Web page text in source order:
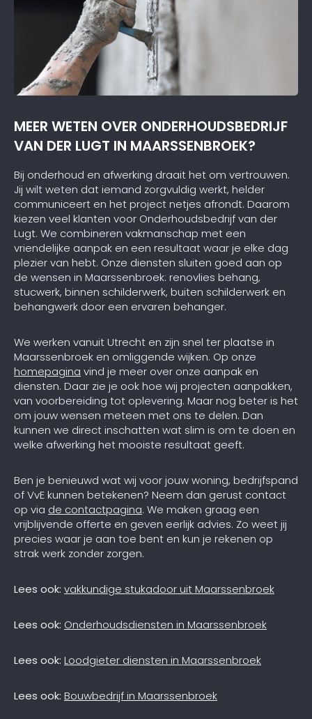
MEER WETEN OVER ONDERHOUDSBEDRIJF
VAN DER LUGT IN MAARSSENBROEK?
Bij onderhoud en afwerking draait het om vertrouwen.
Jij wilt weten dat iemand zorgvuldig werkt, helder
communiceert en het project netjes afrondt. Daarom
kiezen veel klanten voor Onderhoudsbedrijf van der
Lugt. We combineren vakmanschap met een
vriendelijke aanpak en een resultaat waar je elke dag
plezier van hebt. Onze diensten sluiten goed aan op
de wensen in Maarssenbroek: renovlies behang,
stucwerk, binnen schilderwerk, buiten schilderwerk en
behangwerk door een ervaren behanger.
We werken vanuit Utrecht en zijn snel ter plaatse in
Maarssenbroek en omliggende wijken. Op onze
homepagina vind je meer over onze aanpak en
diensten. Daar zie je ook hoe wij projecten aanpakken,
van voorbereiding tot oplevering. Maar nog beter is het
om jouw wensen meteen met ons te delen. Dan
kunnen we direct inschatten wat slim is om te doen en
welke afwerking het mooiste resultaat geeft.
Ben je benieuwd wat wij voor jouw woning, bedrijfspand
of VvE kunnen betekenen? Neem dan gerust contact
op via de contactpagina. We maken graag een
vrijblijvende offerte en geven eerlijk advies. Zo weet jij
precies waar je aan toe bent en kun je rekenen op
strak werk zonder zorgen.
Lees ook: vakkundige stukadoor uit Maarssenbroek
Lees ook: Onderhoudsdiensten in Maarssenbroek
Lees ook: Loodgieter diensten in Maarssenbroek
Lees ook: Bouwbedrijf in Maarssenbroek